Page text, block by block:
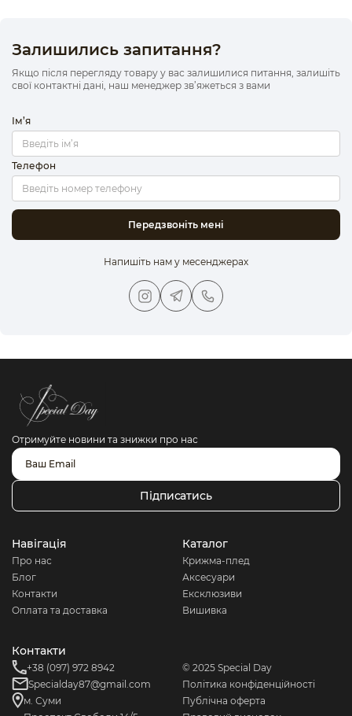
Залишились запитання?
Якщо після перегляду товару у вас залишилися питання, залишіть
свої контактні дані, наш менеджер зв’яжеться з вами
Ім’я
Телефон
Передзвоніть мені
Напишіть нам у месенджерах
Отримуйте новини та знижки про нас
Підписатись
Навігація
Про нас
Блог
Контакти
Оплата та доставка
Каталог
Крижма-плед
Аксесуари
Ексклюзиви
Вишивка
Контакти
+38 (097) 972 8942
Specialday87@gmail.com
м. Суми
© 2025 Special Day
Політика конфіденційності
Публічна оферта